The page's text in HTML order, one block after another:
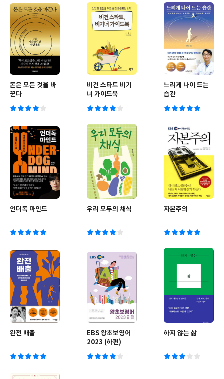
돈은 모든 것을 바
꾼다
비건 스타트 비기
너 가이드북
느리게 나이 드는
습관
언더독 마인드 우리 모두의 채식 자본주의
완전 배출
EBS 왕초보영어
2023 (하편)
하지 않는 삶